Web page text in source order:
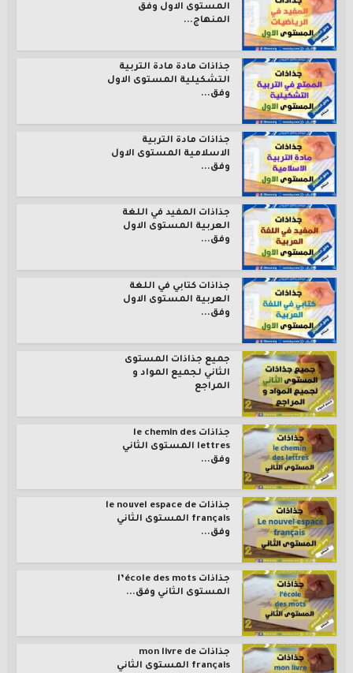
المستوى الاول وفق
المنهاج...
جذاذات مادة مادة التربية
التشكيلية المستوى الاول
وفق...
جذاذات مادة التربية
الاسلامية المستوى الاول
وفق...
جذاذات المفيد في اللغة
العربية المستوى الاول
وفق...
جذاذات كتابي في اللغة
العربية المستوى الاول
وفق...
جميع جذاذات المستوى
الثاني لجميع المواد و
المراجع
جذاذات le chemin des
lettres المستوى الثاني
وفق...
جذاذات le nouvel espace de
français المستوى الثاني
وفق...
جذاذات l’école des mots
المستوى الثاني وفق...
جذاذات mon livre de
français المستوى الثاني